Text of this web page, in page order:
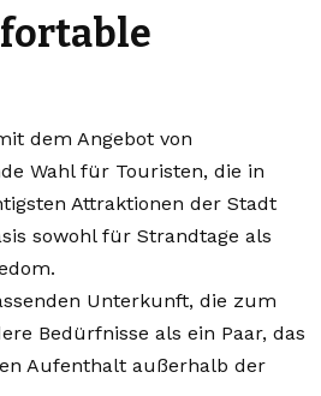
dem Angebot von
Wahl für Touristen, die in
Attraktionen der Stadt
sowohl für Strandtage als
Unterkunft, die zum
Bedürfnisse als ein Paar, das
Aufenthalt außerhalb der